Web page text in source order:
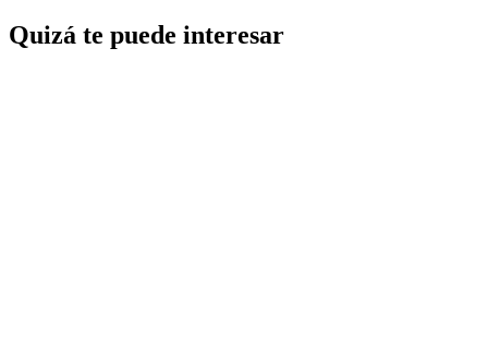
Quizá te puede interesar